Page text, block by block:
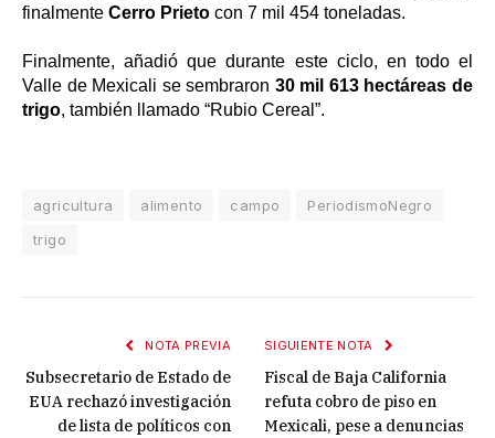
finalmente Cerro Prieto con 7 mil 454 toneladas.
Finalmente, añadió que durante este ciclo, en todo el
Valle de Mexicali se sembraron 30 mil 613 hectáreas de
trigo, también llamado “Rubio Cereal”.
agricultura alimento campo
PeriodismoNegro
trigo
NOTA PREVIA
Subsecretario de Estado de
EUA rechazó investigación
de lista de políticos con
SIGUIENTE NOTA
Fiscal de Baja California
refuta cobro de piso en
Mexicali, pese a denuncias